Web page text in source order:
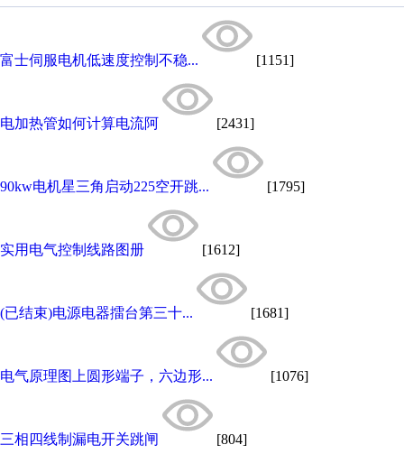
富士伺服电机低速度控制不稳... [1151]
电加热管如何计算电流阿 [2431]
90kw电机星三角启动225空开跳... [1795]
实用电气控制线路图册 [1612]
(已结束)电源电器擂台第三十... [1681]
电气原理图上圆形端子，六边形... [1076]
三相四线制漏电开关跳闸 [804]